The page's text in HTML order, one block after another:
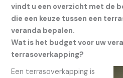
vindt u een overzicht met de
die een keuze tussen een
veranda bepalen.
Wat is het budget voor uw
terrasoverkapping?
Een terrasoverkapping is